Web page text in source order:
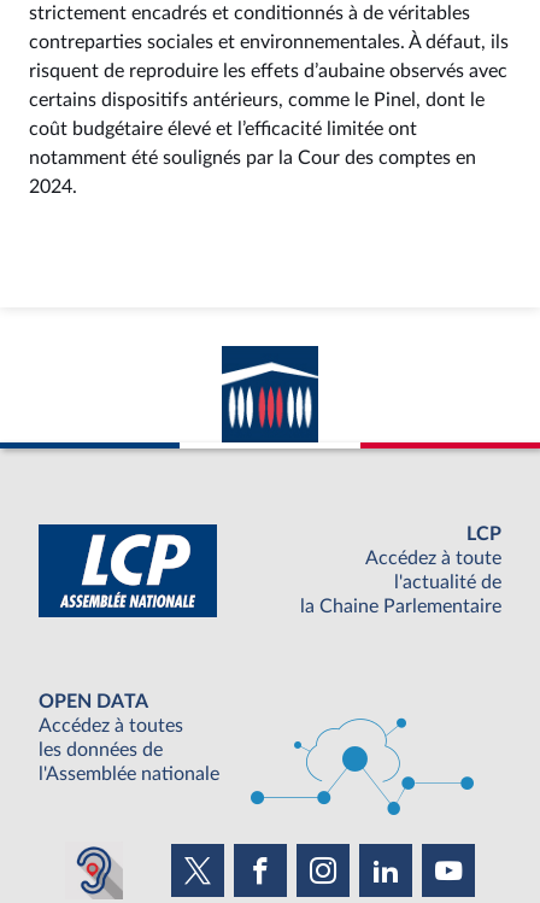
strictement encadrés et conditionnés à de véritables
contreparties sociales et environnementales. À défaut, ils
risquent de reproduire les effets d’aubaine observés avec
certains dispositifs antérieurs, comme le Pinel, dont le
coût budgétaire élevé et l’efficacité limitée ont
notamment été soulignés par la Cour des comptes en
2024.
LCP
Accédez à toute
l'actualité de
la Chaine Parlementaire
OPEN DATA
Accédez à toutes
les données de
l'Assemblée nationale